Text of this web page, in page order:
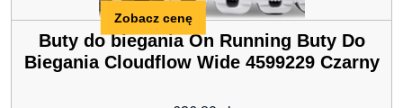
Buty do biegania On Running Buty Do
Biegania Cloudflow Wide 4599229 Czarny
Zobacz cenę